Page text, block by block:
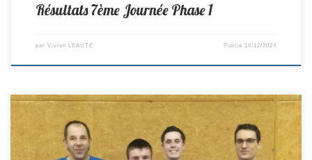
Résultats 7ème Journée Phase 1
par Vivien LEAUTE Publié 16/12/2024